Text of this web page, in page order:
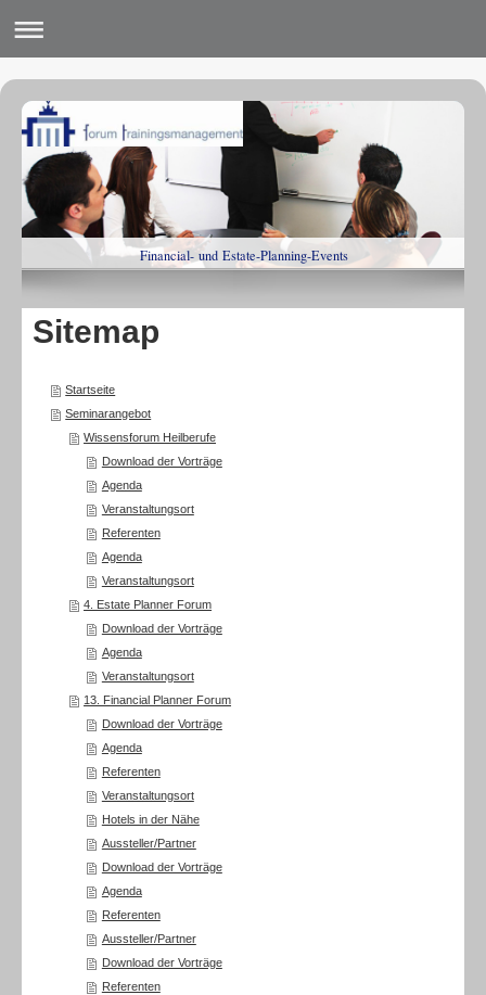
Financial- und Estate-Planning-Events
Sitemap
Startseite
Seminarangebot
Wissensforum Heilberufe
Download der Vorträge
Agenda
Veranstaltungsort
Referenten
Agenda
Veranstaltungsort
4. Estate Planner Forum
Download der Vorträge
Agenda
Veranstaltungsort
13. Financial Planner Forum
Download der Vorträge
Agenda
Referenten
Veranstaltungsort
Hotels in der Nähe
Aussteller/Partner
Download der Vorträge
Agenda
Referenten
Aussteller/Partner
Download der Vorträge
Referenten